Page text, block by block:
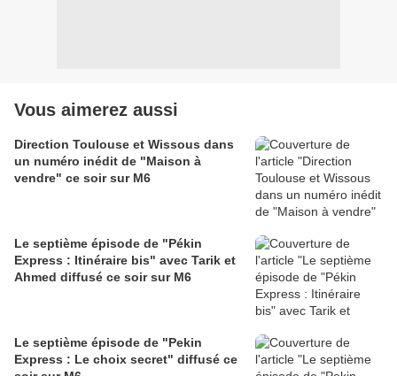
Vous aimerez aussi
Direction Toulouse et Wissous dans
un numéro inédit de "Maison à
vendre" ce soir sur M6
Le septième épisode de "Pékin
Express : Itinéraire bis" avec Tarik et
Ahmed diffusé ce soir sur M6
Le septième épisode de "Pekin
Express : Le choix secret" diffusé ce